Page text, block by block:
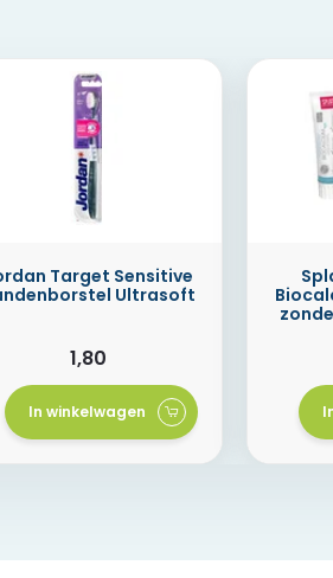
Target Sensitive
Ultrasoft
1,80
In winkelwagen